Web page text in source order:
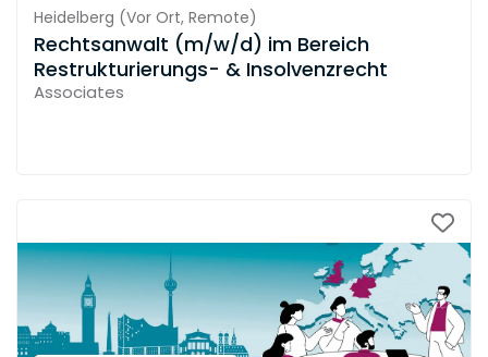
Heidelberg (Vor Ort, Remote)
Rechtsanwalt (m/w/d) im Bereich
Restrukturierungs- & Insolvenzrecht
Associates